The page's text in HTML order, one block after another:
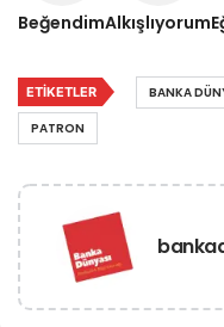
BeğendimAlkışlıyorum
ETIKETLER BANKA
PATRON